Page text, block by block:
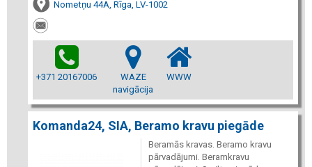
Nometņu 44A, Rīga, LV-1002
+371 20167006
WAZE
navigācija
WWW
Komanda24, SIA, Beramo kravu piegāde
Beramās kravas. Beramo kravu
pārvadājumi. Beramkravu